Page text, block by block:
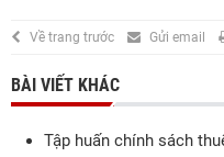
Về trang trước Gửi email
BÀI VIẾT KHÁC
Tập huấn chính sách